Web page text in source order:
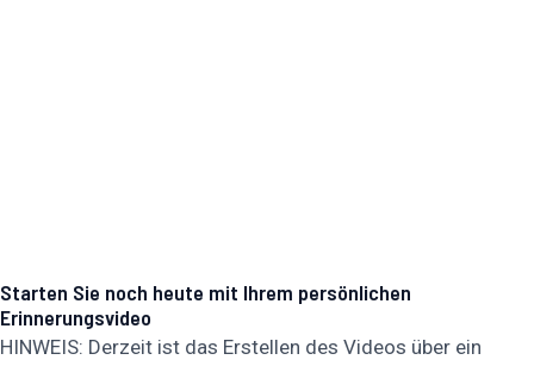
Starten Sie noch heute mit Ihrem persönlichen
Erinnerungsvideo
HINWEIS: Derzeit ist das Erstellen des Videos über ein